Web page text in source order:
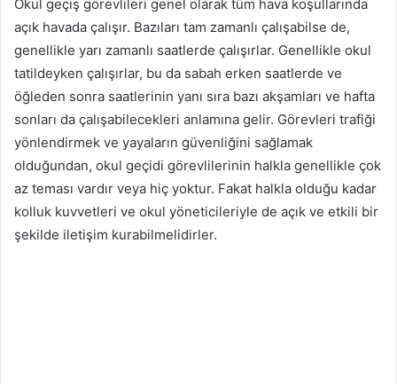
Okul geçiş görevlileri genel olarak tüm hava koşullarında
açık havada çalışır. Bazıları tam zamanlı çalışabilse de,
genellikle yarı zamanlı saatlerde çalışırlar. Genellikle okul
tatildeyken çalışırlar, bu da sabah erken saatlerde ve
öğleden sonra saatlerinin yanı sıra bazı akşamları ve hafta
sonları da çalışabilecekleri anlamına gelir. Görevleri trafiği
yönlendirmek ve yayaların güvenliğini sağlamak
olduğundan, okul geçidi görevlilerinin halkla genellikle çok
az teması vardır veya hiç yoktur. Fakat halkla olduğu kadar
kolluk kuvvetleri ve okul yöneticileriyle de açık ve etkili bir
şekilde iletişim kurabilmelidirler.